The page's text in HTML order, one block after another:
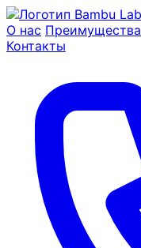
О нас Преимущества
Контакты